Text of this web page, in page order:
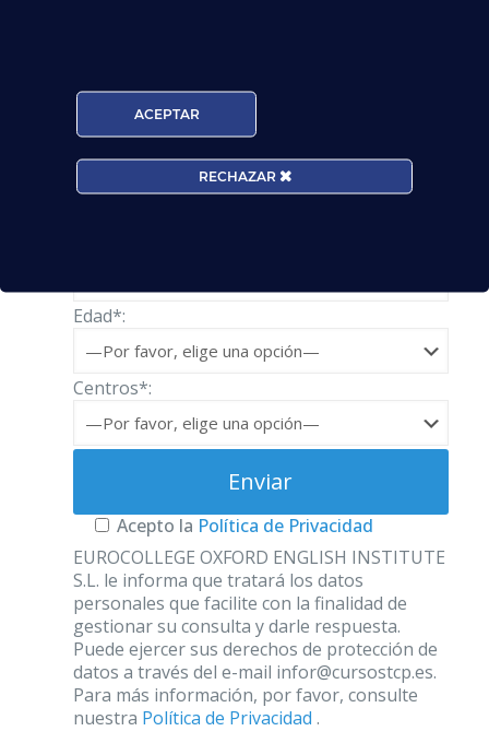
Nombre*
Teléfono*
Edad*:
Centros*:
Acepto la Política de Privacidad
EUROCOLLEGE OXFORD ENGLISH INSTITUTE
S.L. le informa que tratará los datos
personales que facilite con la finalidad de
gestionar su consulta y darle respuesta.
Puede ejercer sus derechos de protección de
datos a través del e-mail infor@cursostcp.es.
Para más información, por favor, consulte
nuestra Política de Privacidad .
ACEPTAR
RECHAZAR